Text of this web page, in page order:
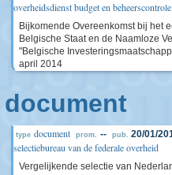
overheidsdienst budget en beheerscontrole
Bijkomende Overeenkomst bij het
Belgische Staat en de Naamloze
"Belgische
april 2014
document
type document prom. -- pub. 20/01/
selectiebureau van de federale overheid
Vergelijkende selectie van